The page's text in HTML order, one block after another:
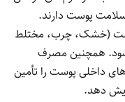
پوست دارند.
(خشک، چرب، مختلط
همچنین مصرف
داخلی پوست را تأمین
دهد.